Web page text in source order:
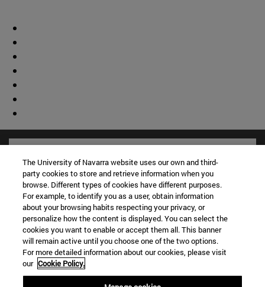
Accesos directos
Biblioteca(abre en nueva ventana)
The University of Navarra website uses our own and third-
party cookies to store and retrieve information when you
browse. Different types of cookies have different purposes.
For example, to identify you as a user, obtain information
about your browsing habits respecting your privacy, or
personalize how the content is displayed. You can select the
cookies you want to enable or accept them all. This banner
will remain active until you choose one of the two options.
For more detailed information about our cookies, please visit
our Cookie Policy.